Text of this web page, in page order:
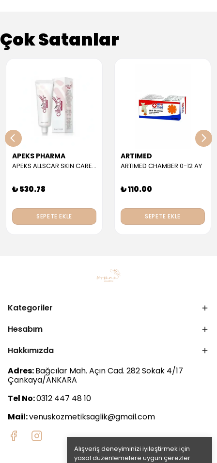
Alışveriş deneyiminizi iyileştirmek için
yasal düzenlemelere uygun çerezler
Çok Satanlar
APEKS PHARMA
APEKS ALLSCAR SKIN CARE GEL 30 ML
₺ 530.78
SEPETE EKLE
ARTIMED
ARTIMED CHAMBER 0-12 AY
₺ 110.00
SEPETE EKLE
Kategoriler
Hesabım
Hakkımızda
Adres:Bağcılar Mah. Açın Cad. 282 Sokak 4/17
Çankaya/ANKARA
Tel No:0312 447 48 10
Mail:venuskozmetiksaglik@gmail.com